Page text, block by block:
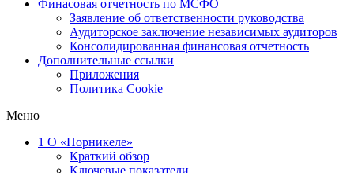
Финасовая отчетность по МСФО
Заявление об ответственности руководства
Аудиторское заключение независимых аудиторов
Консолидированная финансовая отчетность
Дополнительные ссылки
Приложения
Политика Cookie
Меню
1 О «Норникеле»
Краткий обзор
Ключевые показатели